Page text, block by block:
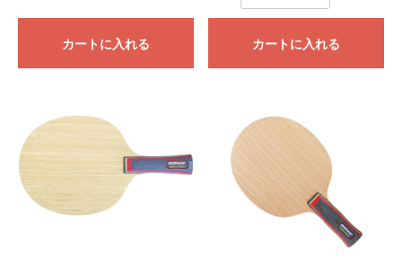
カートに入れる カートに入れる